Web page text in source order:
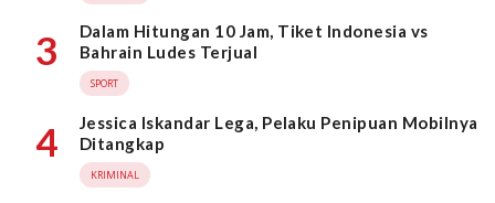
3
Dalam Hitungan 10 Jam, Tiket Indonesia vs
Bahrain Ludes Terjual
SPORT
4
Jessica Iskandar Lega, Pelaku Penipuan Mobilnya
Ditangkap
KRIMINAL